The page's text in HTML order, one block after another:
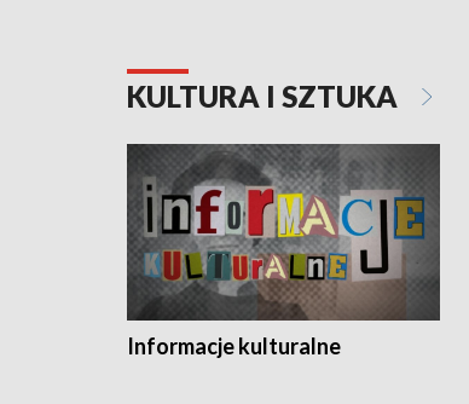
KULTURA I SZTUKA
Informacje kulturalne